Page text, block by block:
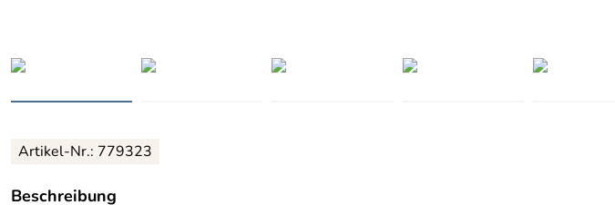
Artikel-Nr.: 779323
Beschreibung